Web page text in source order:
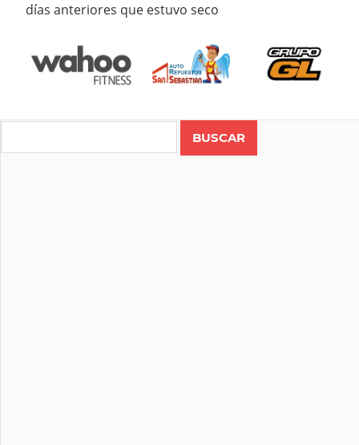
días anteriores que estuvo seco